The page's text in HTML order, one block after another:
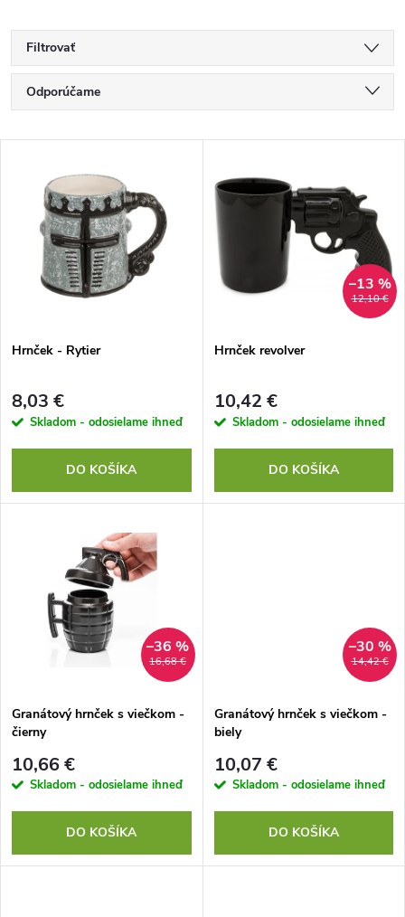
Filtrovať
R
a
e
p
r
o
o
v
Odporúčame
Najpredávanejšie
Abecedne
s
p
r
o
v
Hrnček - Rytier
8,03 €
Skladom - odosielame ihneď
DO KOŠÍKA
12,10 €
–13 %
Hrnček revolver
10,42 €
Skladom - odosielame ihneď
DO KOŠÍKA
16,68 €
–36 %
Granátový hrnček s viečkom -
čierny
10,66 €
Skladom - odosielame ihneď
DO KOŠÍKA
14,42 €
–30 %
Granátový hrnček s viečkom -
biely
10,07 €
Skladom - odosielame ihneď
DO KOŠÍKA